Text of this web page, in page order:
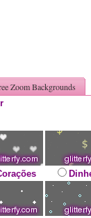
Zoom Backgrounds